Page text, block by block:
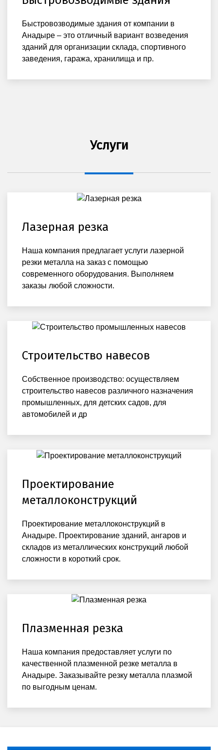
Быстровозводимые здания от компании в
Анадыре – это отличный вариант возведения
зданий для организации склада, спортивного
заведения, гаража, хранилища и пр.
Услуги
Лазерная резка
Наша компания предлагает услуги лазерной
резки металла на заказ с помощью
современного оборудования. Выполняем
заказы любой сложности.
Строительство навесов
Собственное производство: осуществляем
строительство навесов различного назначения
промышленных, для детских садов, для
автомобилей и др
Проектирование
металлоконструкций
Проектирование металлоконструкций в
Анадыре. Проектирование зданий, ангаров и
складов из металлических конструкций любой
сложности в короткий срок.
Плазменная резка
Наша компания предоставляет услуги по
качественной плазменной резке металла в
Анадыре. Заказывайте резку металла плазмой
по выгодным ценам.